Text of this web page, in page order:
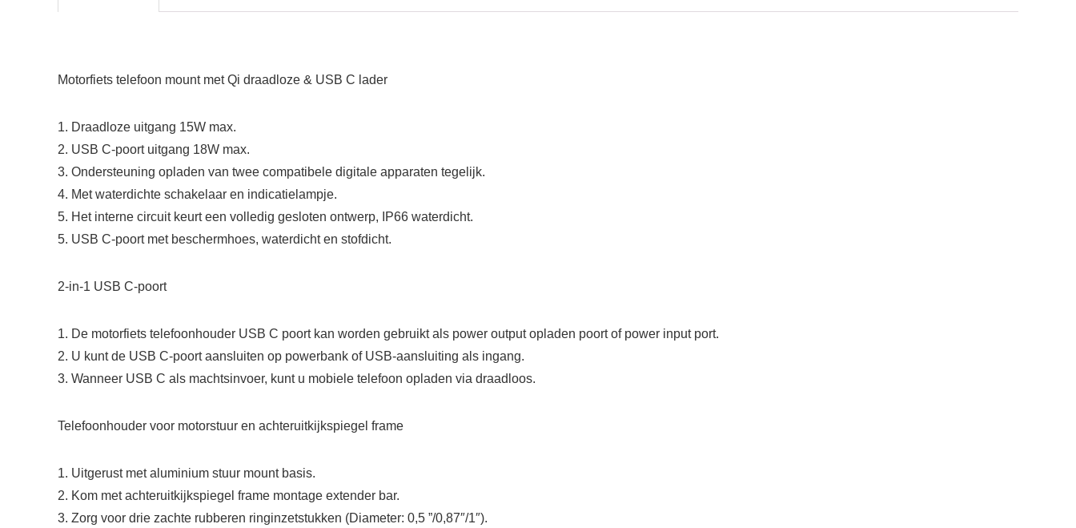
Motorfiets telefoon mount met Qi draadloze & USB C lader
1. Draadloze uitgang 15W max.
2. USB C-poort uitgang 18W max.
3. Ondersteuning opladen van twee compatibele digitale apparaten tegelijk.
4. Met waterdichte schakelaar en indicatielampje.
5. Het interne circuit keurt een volledig gesloten ontwerp, IP66 waterdicht.
5. USB C-poort met beschermhoes, waterdicht en stofdicht.
2-in-1 USB C-poort
1. De motorfiets telefoonhouder USB C poort kan worden gebruikt als power output opladen poort of power input port.
2. U kunt de USB C-poort aansluiten op powerbank of USB-aansluiting als ingang.
3. Wanneer USB C als machtsinvoer, kunt u mobiele telefoon opladen via draadloos.
Telefoonhouder voor motorstuur en achteruitkijkspiegel frame
1. Uitgerust met aluminium stuur mount basis.
2. Kom met achteruitkijkspiegel frame montage extender bar.
3. Zorg voor drie zachte rubberen ringinzetstukken (Diameter: 0,5 ”/0,87″/1″).